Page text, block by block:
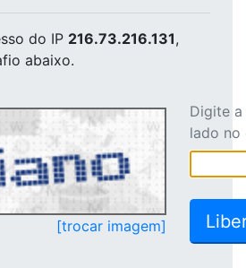
do IP 216.73.216.131,
abaixo.
[trocar imagem]
Digite
lado no